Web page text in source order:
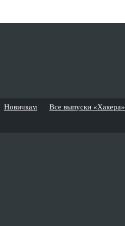
Новичкам Все выпуски «Хакера»